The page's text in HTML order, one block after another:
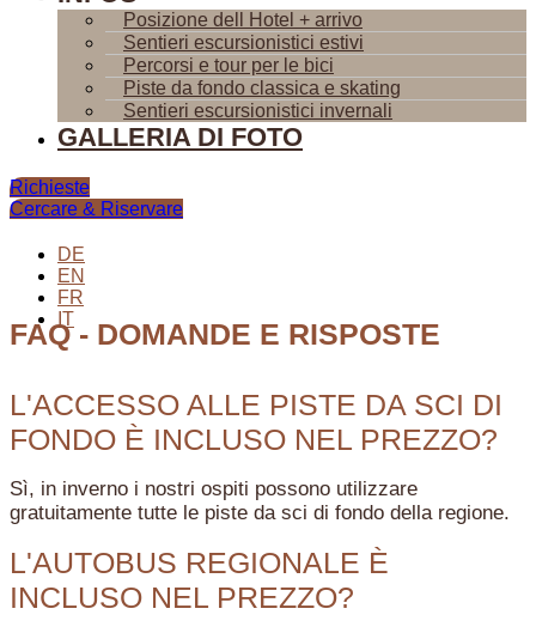
Posizione dell Hotel + arrivo
Sentieri escursionistici estivi
Percorsi e tour per le bici
Piste da fondo classica e skating
Sentieri escursionistici invernali
GALLERIA DI FOTO
Richieste
Cercare & Riservare
DE
EN
FR
IT
FAQ - DOMANDE E RISPOSTE
L'ACCESSO ALLE PISTE DA SCI DI
FONDO È INCLUSO NEL PREZZO?
Sì, in inverno i nostri ospiti possono utilizzare
gratuitamente tutte le piste da sci di fondo della regione.
L'AUTOBUS REGIONALE È
INCLUSO NEL PREZZO?